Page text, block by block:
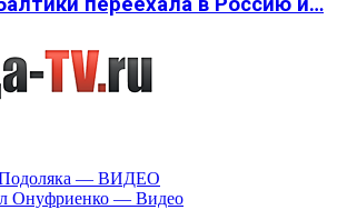
— ВИДЕО
Онуфриенко — Видео